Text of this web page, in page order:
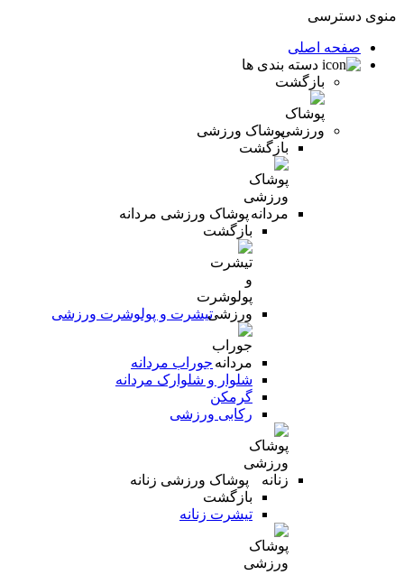
منوی دسترسی
صفحه اصلی
دسته بندی ها
بازگشت
پوشاک ورزشی
بازگشت
پوشاک ورزشی مردانه
بازگشت
تیشرت و پولوشرت ورزشی
جوراب مردانه
شلوار و شلوارک مردانه
گرمکن
رکابی ورزشی
پوشاک ورزشی زنانه
بازگشت
تیشرت زنانه